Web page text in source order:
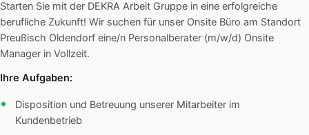
Starten Sie mit der DEKRA Arbeit Gruppe in eine erfolgreiche
berufliche Zukunft! Wir suchen für unser Onsite Büro am Standort
Preußisch Oldendorf eine/n Personalberater (m/w/d) Onsite
Manager in Vollzeit.
Ihre Aufgaben:
Disposition und Betreuung unserer Mitarbeiter im
Kundenbetrieb